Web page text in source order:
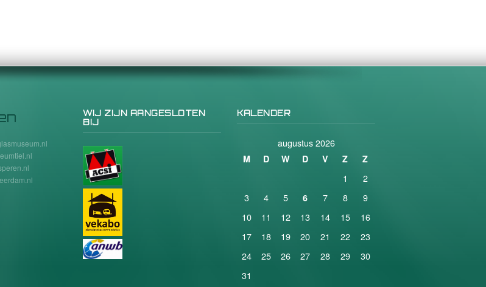
WIJ ZIJN AANGESLOTEN
BIJ
KALENDER
augustus 2026
M D W D V Z Z
1
2
3
4 5 6 7 8
9
10
11 12 13 14 15
16
17
18 19 20 21 22
23
24
25 26 27 28 29
30
31